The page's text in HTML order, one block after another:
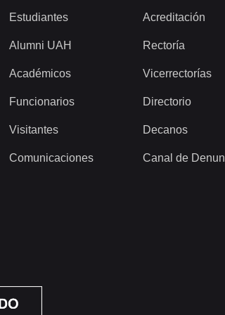
Estudiantes
Alumni UAH
Académicos
Funcionarios
Visitantes
Comunicaciones
Acreditación
Rectoría
Vicerrectorías
Directorio
Decanos
Canal de